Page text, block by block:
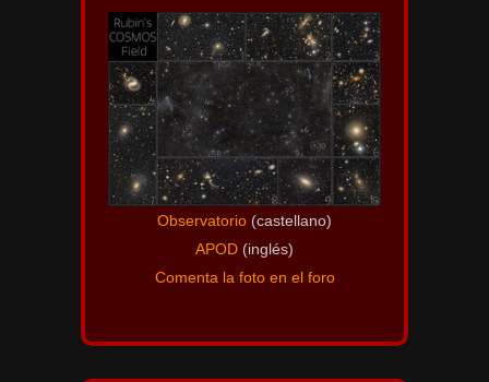
Observatorio (castellano)
APOD (inglés)
Comenta la foto en el foro